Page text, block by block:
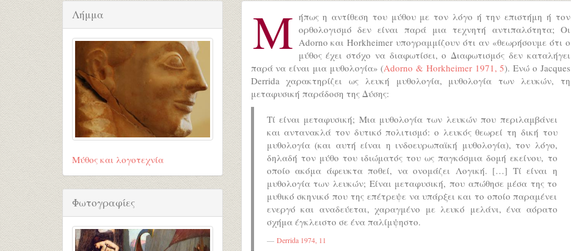
Μ ήπως η αντίθεση του μύθου με τον λόγο ή την επιστήμη ή τον
ορθολογισμό δεν είναι παρά μια τεχνητή αντιπαλότητα; Οι
Adorno και Horkheimer υπογραμμίζουν ότι αν «θεωρήσουμε ότι ο
μύθος έχει στόχο να διαφωτίσει, ο Διαφωτισμός δεν καταλήγει
παρά να είναι μια μυθολογία» (Adorno & Horkheimer 1971, 5). Ενώ ο Jacques
Derrida χαρακτηρίζει ως λευκή μυθολογία, μυθολογία των λευκών, τη
μεταφυσική παράδοση της Δύσης:
Τί είναι μεταφυσική; Μια μυθολογία των λευκών που περιλαμβάνει
και αντανακλά τον δυτικό πολιτισμό: ο λευκός θεωρεί τη δική του
μυθολογία (και αυτή είναι η ινδοευρωπαϊκή μυθολογία), τον λόγο,
δηλαδή τον μύθο του ιδιώματός του ως παγκόσμια δομή εκείνου, το
οποίο ακόμα άφευκτα ποθεί, να ονομάζει Λογική. […] Τί είναι η
μυθολογία των λευκών; Είναι μεταφυσική, που απώθησε μέσα της το
μυθικό σκηνικό που της επέτρεψε να υπάρξει και το οποίο παραμένει
ενεργό και αναδεύεται, χαραγμένο με λευκό μελάνι, ένα αόρατο
σχήμα έγκλειστο σε ένα παλίμψηστο.
Derrida 1974, 11
Λήμμα
Μύθος και λογοτεχνία
Φωτογραφίες